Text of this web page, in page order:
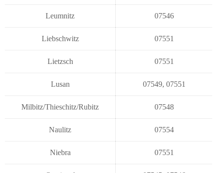
Leumnitz 07546
Liebschwitz 07551
Lietzsch 07551
Lusan 07549, 07551
Milbitz/Thieschitz/Rubitz 07548
Naulitz 07554
Niebra 07551